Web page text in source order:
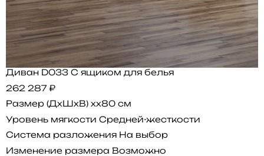
Диван D033 С ящиком для белья
262 287 ₽
Размер (ДхШхВ) xx80 см
Уровень мягкости Средней-жесткости
Система разложения На выбор
Изменение размера Возможно